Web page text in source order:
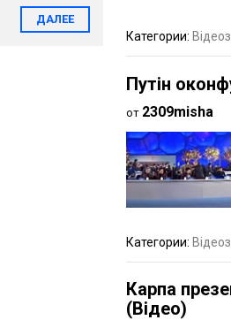
Категории:
Путін
от 2309misha
Категории:
Карпа
(Відео)
ДАЛЕЕ